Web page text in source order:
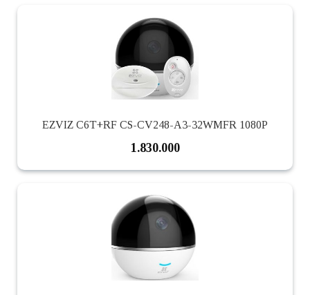
EZVIZ C6T+RF CS-CV248-A3-32WMFR 1080P
1.830.000